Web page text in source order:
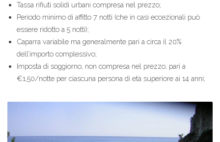
Tassa rifiuti solidi urbani compresa nel prezzo;
Periodo minimo di affitto 7 notti (che in casi eccezionali può
essere ridotto a 5 notti);
Caparra variabile ma generalmente pari a circa il 20%
dell’importo complessivo;
Imposta di soggiorno, non compresa nel prezzo, pari a
€1,50/notte per ciascuna persona di età superiore ai 14 anni;